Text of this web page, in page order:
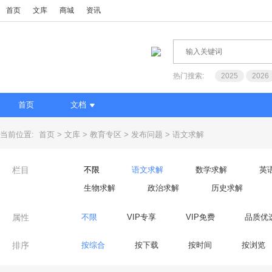
首页 文库 商城 资讯
热门搜索: 2025 2026
首页 文档
当前位置: 首页 文库 教育专区 发布问题 语文求解
栏目 不限 语文求解 数学求解
英
生物求解
政治求解 历史求解
属性 不限 VIP专享 VIP免费 品质优
排序 按综合 按下载 按时间 按浏览